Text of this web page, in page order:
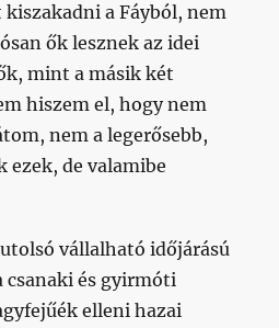
a Fáyból, nem
ők lesznek az idei
mint a másik két
hiszem el, hogy nem
nem a legerősebb,
ezek, de valamibe
vállalható időjárású
csanaki és gyirmóti
elleni hazai